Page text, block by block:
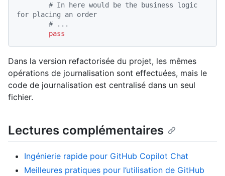
# In here would be the business logic
for placing an order
# ...
pass
Dans la version refactorisée du projet, les mêmes
opérations de journalisation sont effectuées, mais le
code de journalisation est centralisé dans un seul
fichier.
Lectures complémentaires
Ingénierie rapide pour GitHub Copilot Chat
Meilleures pratiques pour l’utilisation de GitHub